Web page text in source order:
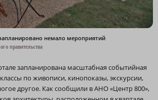
немало мероприятий
правительства
запланирована масштабная событийная
по живописи, кинопоказы, экскурсии,
другое. Как сообщили в АНО «Центр 800»,